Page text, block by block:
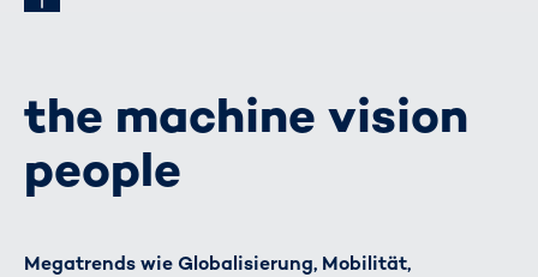
the machine vision
people
Megatrends wie Globalisierung, Mobilität,